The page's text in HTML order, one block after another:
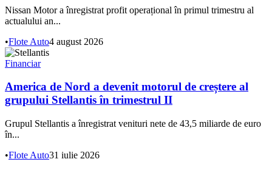
Nissan Motor a înregistrat profit operațional în primul trimestru al
actualului an...
•Flote Auto4 august 2026
Financiar
America de Nord a devenit motorul de creștere al
grupului Stellantis în trimestrul II
Grupul Stellantis a înregistrat venituri nete de 43,5 miliarde de euro
în...
•Flote Auto31 iulie 2026